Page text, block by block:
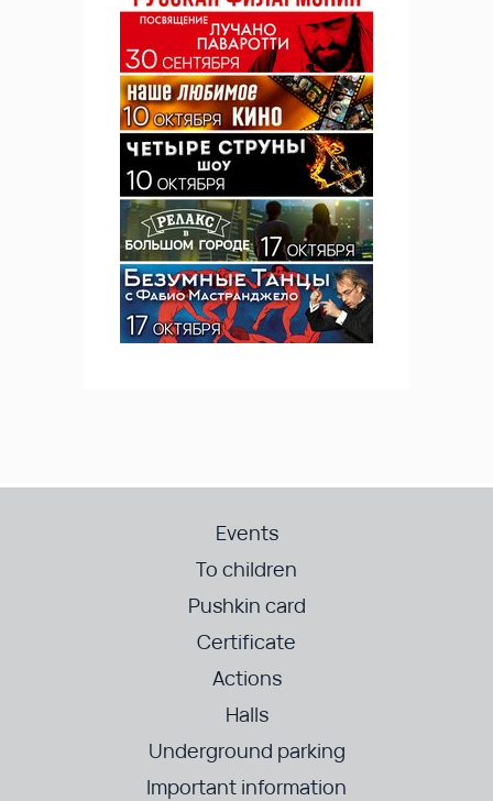
Events
To children
Pushkin card
Certificate
Actions
Halls
Underground parking
Important information